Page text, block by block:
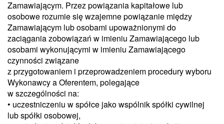
Zamawiającym. Przez powiązania kapitałowe lub
osobowe rozumie się wzajemne powiązanie między
Zamawiającym lub osobami upoważnionymi do
zaciągania zobowiązań w imieniu Zamawiającego lub
osobami wykonującymi w imieniu Zamawiającego
czynności związane
z przygotowaniem i przeprowadzeniem procedury wyboru
Wykonawcy a Oferentem, polegające
w szczególności na:
• uczestniczeniu w spółce jako wspólnik spółki cywilnej
lub spółki osobowej,